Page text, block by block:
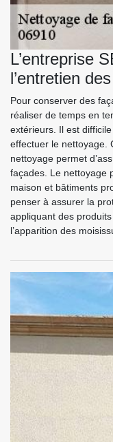
L’entreprise
l’entretien
Pour conserver des
réaliser de temps en
extérieurs. Il est
effectuer le nettoyage.
nettoyage permet
façades. Le nettoyage
maison et bâtiments
penser à assurer la
appliquant des
l’apparition des